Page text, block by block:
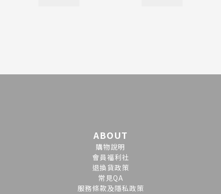
ABOUT
購物說明
會員福利社
退換貨政策
常見QA
服務條款及隱私政策